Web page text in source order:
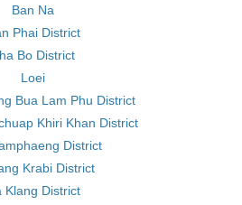
Ban Na
Phai District
Bo District
Loei
Bua Lam Phu District
Khiri Khan District
District
Krabi District
Klang District